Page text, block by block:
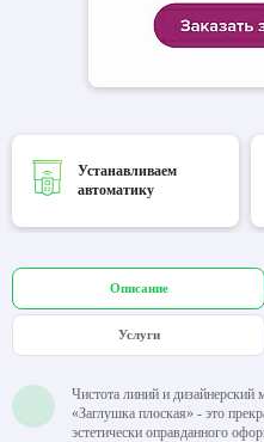
Устанавливаем
автоматику
Описание
Услуги
Чистота линий и
«Заглушка плоская» - это
эстетически оправданного